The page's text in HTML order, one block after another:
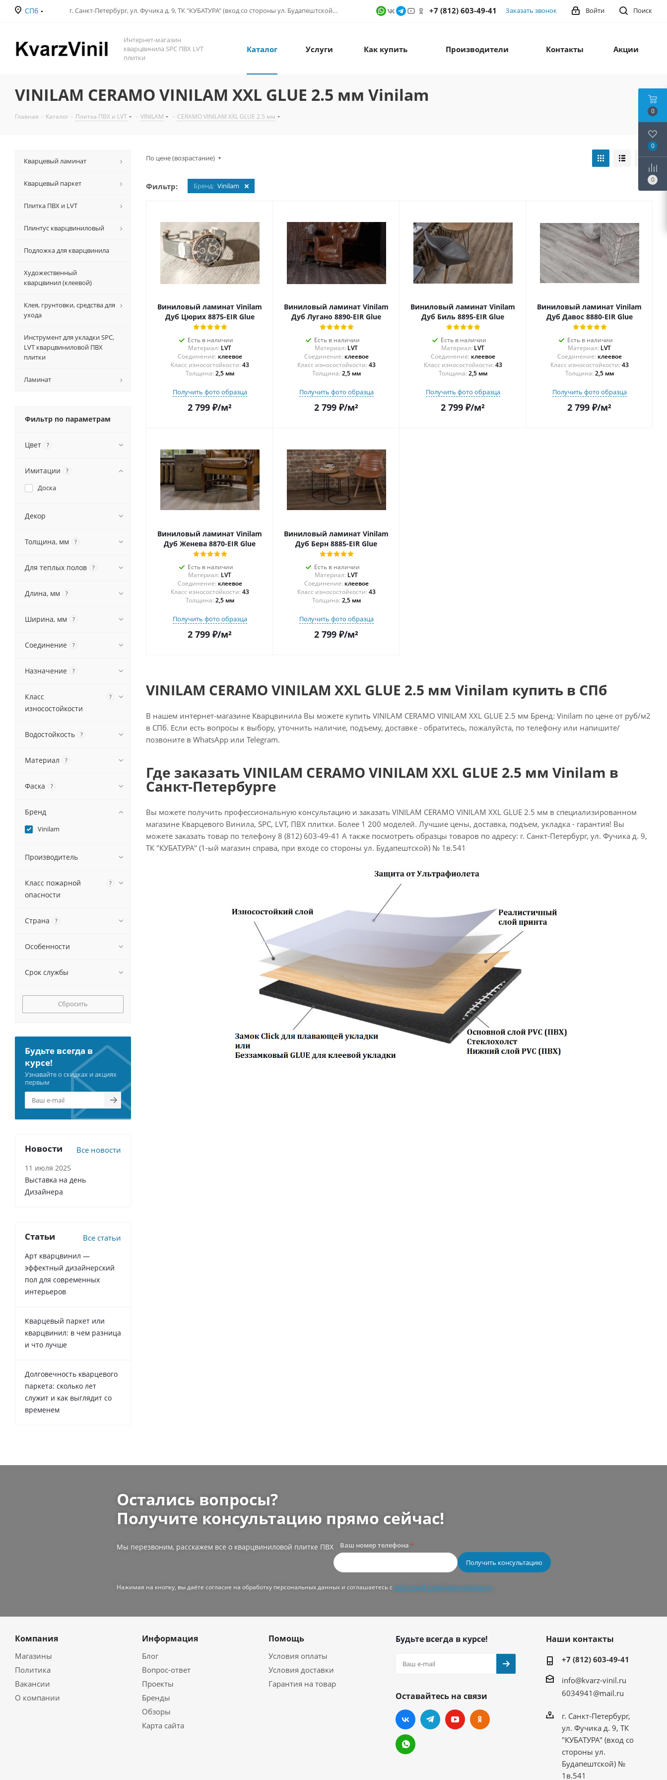
СПб г. Санкт-Петербург, ул. Фучика д. 9, ТК "КУБАТУРА" (вход со стороны ул. Будапештской) № 1в.541 Поиск
Войти
+7 (812) 603-49-41 Заказать звонок
Интернет-магазин
кварцвинила SPC ПВХ LVT
плитки
Каталог Услуги Как купить Производители Контакты Акции
VINILAM CERAMO VINILAM XXL GLUE 2.5 мм Vinilam
Главная - Каталог - Плитка ПВХ и LVT - VINILAM - CERAMO VINILAM XXL GLUE 2.5 мм
По цене (возрастание)
Фильтр: Бренд: Vinilam
Виниловый ламинат Vinilam
Дуб Цюрих 8875-EIR Glue
Есть в наличии
Материал: LVT
Соединение: клеевое
43
Толщина: 2,5 мм
Получить фото образца
2 799 ₽/м²
Виниловый ламинат Vinilam
Дуб Лугано 8890-EIR Glue
Есть в наличии
Материал: LVT
Соединение: клеевое
43
Толщина: 2,5 мм
Получить фото образца
2 799 ₽/м²
Виниловый ламинат Vinilam
Дуб Биль 8895-EIR Glue
Есть в наличии
Материал: LVT
Соединение: клеевое
43
Толщина: 2,5 мм
Получить фото образца
2 799 ₽/м²
Виниловый ламинат Vinilam
Дуб Давос 8880-EIR Glue
Есть в наличии
Материал: LVT
Соединение: клеевое
43
Толщина: 2,5 мм
Получить фото образца
2 799 ₽/м²
Виниловый ламинат Vinilam
Дуб Женева 8870-EIR Glue
Есть в наличии
Материал: LVT
Соединение: клеевое
43
Толщина: 2,5 мм
Получить фото образца
2 799 ₽/м²
Виниловый ламинат Vinilam
Дуб Берн 8885-EIR Glue
Есть в наличии
Материал: LVT
Соединение: клеевое
43
Толщина: 2,5 мм
Получить фото образца
2 799 ₽/м²
VINILAM CERAMO VINILAM XXL GLUE 2.5 мм Vinilam купить в СПб
В нашем интернет-магазине Кварцвинила Вы можете купить VINILAM CERAMO VINILAM XXL GLUE 2.5 мм Бренд: Vinilam по цене от руб/м2
в СПб. Если есть вопросы к выбору, уточнить наличие, подъему, доставке - обратитесь, пожалуйста, по телефону или напишите/
позвоните в WhatsApp или Telegram.
Где заказать VINILAM CERAMO VINILAM XXL GLUE 2.5 мм Vinilam в
Санкт-Петербурге
Вы можете получить профессиональную консультацию и заказать VINILAM CERAMO VINILAM XXL GLUE 2.5 мм в специализированном
магазине Кварцевого Винила, SPC, LVT, ПВХ плитки. Более 1 200 моделей. Лучшие цены, доставка, подъем, укладка - гарантия! Вы
можете заказать товар по телефону 8 (812) 603-49-41 А также посмотреть образцы товаров по адресу: г. Санкт-Петербург, ул. Фучика д. 9,
ТК "КУБАТУРА" (1-ый магазин справа, при входе со стороны ул. Будапештской) № 1в.541
Кварцевый ламинат
Кварцевый паркет
Плитка ПВХ и LVT
Плинтус кварцвиниловый
Подложка для кварцвинила
Художественный
кварцвинил (клеевой)
Клея, грунтовки, средства для
ухода
Инструмент для укладки SPC,
LVT кварцвиниловой ПВХ
плитки
Ламинат
Фильтр по параметрам
Цвет ?
Имитации ?
Доска
Декор
Толщина, мм ?
Для теплых полов ?
Длина, мм ?
Ширина, мм ?
Соединение ?
Назначение ?
Класс
износостойкости
?
Водостойкость ?
Материал ?
Фаска ?
Бренд
Vinilam
Производитель
Класс пожарной
опасности
?
Страна ?
Особенности
Срок службы
Сбросить
Будьте всегда в
курсе!
Узнавайте о скидках и акциях
первым
Новости Все новости
11 июля 2025
Выставка на день
Дизайнера
Статьи Все статьи
Арт кварцвинил —
эффектный дизайнерский
пол для современных
интерьеров
Кварцевый паркет или
кварцвинил: в чем разница
и что лучше
Долговечность кварцевого
паркета: сколько лет
служит и как выглядит со
временем
Остались вопросы?
Получите консультацию прямо сейчас!
Мы перезвоним, расскажем все о кварцвиниловой плитке ПВХ Ваш номер телефона *
Нажимая на кнопку, вы даёте согласие на обработку персональных данных и соглашаетесь с политикой конфиденциальности
Компания
Магазины
Политика
Вакансии
О компании
Информация
Блог
Вопрос-ответ
Проекты
Бренды
Обзоры
Карта сайта
Помощь
Условия оплаты
Условия доставки
Гарантия на товар
Будьте всегда в курсе!
Оставайтесь на связи
Наши контакты
+7 (812) 603-49-41
info@kvarz-vinil.ru
6034941@mail.ru
г. Санкт-Петербург,
ул. Фучика д. 9, ТК
"КУБАТУРА" (вход со
стороны ул.
Будапештской) №
1в.541
0
0
0